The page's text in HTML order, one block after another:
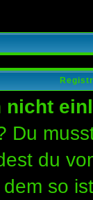
nicht
Du
du
so